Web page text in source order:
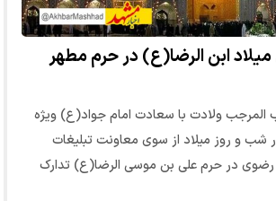
میلاد ابن الرضا(ع) در حرم مطهر
ولادت با سعادت امام جواد(ع) ویژه
شب و روز میلاد از سوی معاونت تبلیغات
در حرم علی بن موسی الرضا(ع) تدارک